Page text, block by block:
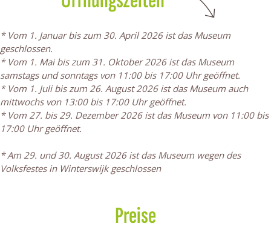
t
r
a
n
s
i
t
o
s
a
t
t
T
r
a
n
s
t
O
t
a
t
t
T
r
a
n
i
t
t
t
T
r
a
n
s
i
O
o
s
a
t
t
T
r
a
s
e
u
m
s
w
e
r
k
t
a
s
e
u
m
s
w
e
r
s
t
u
m
s
w
e
r
k
s
a
t
k
t
a
t
t
T
r
n
s
e
m
s
w
e
r
k
t
a
* Vom 1. Januar bis zum 30. April 2026 ist das Museum
geschlossen.
* Vom 1. Mai bis zum 31. Oktober 2026 ist das Museum
samstags und sonntags von 11:00 bis 17:00 Uhr geöffnet.
* Vom 1. Juli bis zum 26. August 2026 ist das Museum auch
mittwochs von 13:00 bis 17:00 Uhr geöffnet.
* Vom 27. bis 29. Dezember 2026 ist das Museum von 11:00 bis
17:00 Uhr geöffnet.
* Am 29. und 30. August 2026 ist das Museum wegen des
Volksfestes in Winterswijk geschlossen
Preise